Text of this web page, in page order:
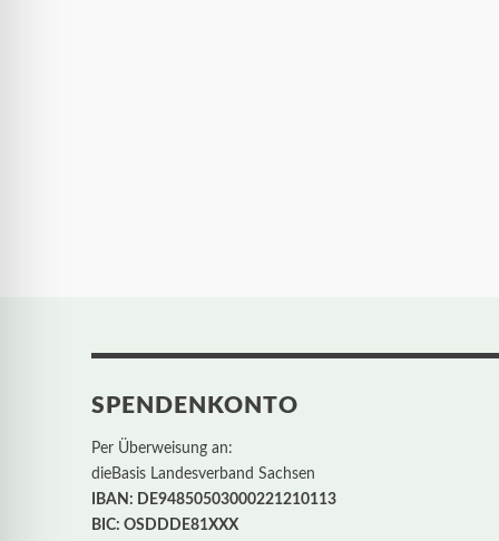
SPENDENKONTO
Per Überweisung an:
dieBasis Landesverband Sachsen
IBAN: DE94850503000221210113
BIC: OSDDDE81XXX